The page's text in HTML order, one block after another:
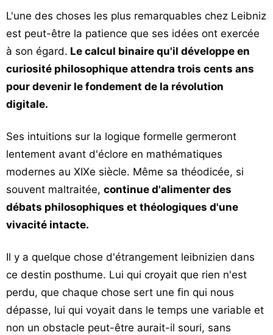
L'une des choses les plus remarquables chez Leibniz
est peut-être la patience que ses idées ont exercée
à son égard. Le calcul binaire qu'il développe en
curiosité philosophique attendra trois cents ans
pour devenir le fondement de la révolution
digitale.
Ses intuitions sur la logique formelle germeront
lentement avant d'éclore en mathématiques
modernes au XIXe siècle. Même sa théodicée, si
souvent maltraitée, continue d'alimenter des
débats philosophiques et théologiques d'une
vivacité intacte.
Il y a quelque chose d'étrangement leibnizien dans
ce destin posthume. Lui qui croyait que rien n'est
perdu, que chaque chose sert une fin qui nous
dépasse, lui qui voyait dans le temps une variable et
non un obstacle peut-être aurait-il souri, sans